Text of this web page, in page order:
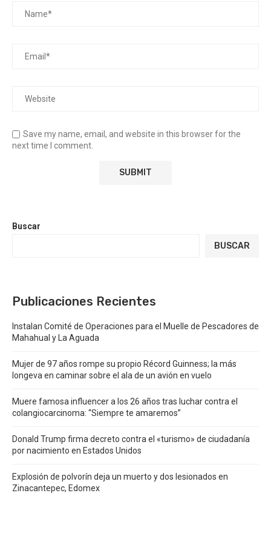
Save my name, email, and website in this browser for the
next time I comment.
Buscar
BUSCAR
Publicaciones Recientes
Instalan Comité de Operaciones para el Muelle de Pescadores de
Mahahual y La Aguada
Mujer de 97 años rompe su propio Récord Guinness; la más
longeva en caminar sobre el ala de un avión en vuelo
Muere famosa influencer a los 26 años tras luchar contra el
colangiocarcinoma: “Siempre te amaremos”
Donald Trump firma decreto contra el «turismo» de ciudadanía
por nacimiento en Estados Unidos
Explosión de polvorín deja un muerto y dos lesionados en
Zinacantepec, Edomex